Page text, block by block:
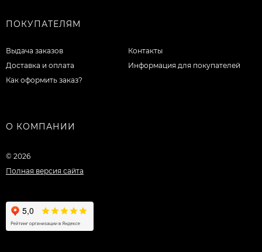
ПОКУПАТЕЛЯМ
Выдача заказов
Доставка и оплата
Как оформить заказ?
Контакты
Информация для покупателей
О КОМПАНИИ
© 2026
Полная версия сайта